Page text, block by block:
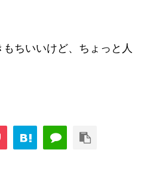
ちいいけど、ちょっと人